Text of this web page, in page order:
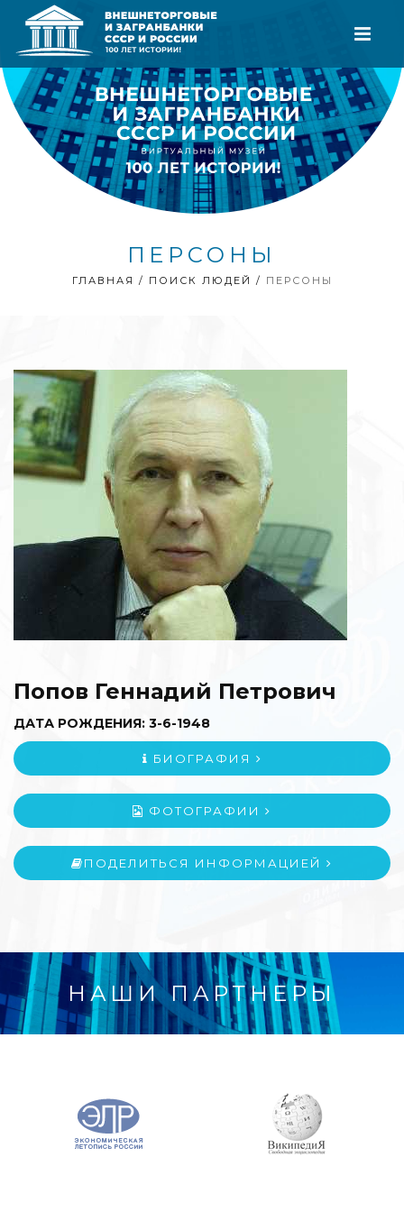
ПЕРСОНЫ
ГЛАВНАЯ / ПОИСК ЛЮДЕЙ / ПЕРСОНЫ
Попов Геннадий Петрович
ДАТА РОЖДЕНИЯ: 3-6-1948
БИОГРАФИЯ
ФОТОГРАФИИ
ПОДЕЛИТЬСЯ ИНФОРМАЦИЕЙ
НАШИ ПАРТНЕРЫ